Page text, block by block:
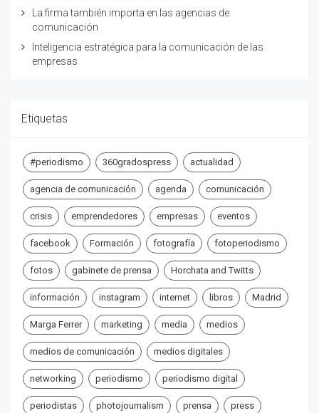
La firma también importa en las agencias de
comunicación
Inteligencia estratégica para la comunicación de las
empresas
Etiquetas
#periodismo 360gradospress actualidad
agencia de comunicación agenda comunicación
crisis emprendedores empresas eventos
facebook Formación fotografía fotoperiodismo
fotos gabinete de prensa Horchata and Twitts
información instagram internet libros Madrid
Marga Ferrer marketing media medios
medios de comunicación medios digitales
networking periodismo periodismo digital
periodistas photojournalism prensa press